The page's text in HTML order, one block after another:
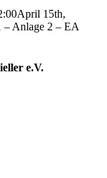
April 15th,
Anlage 2 – EA
e.V.